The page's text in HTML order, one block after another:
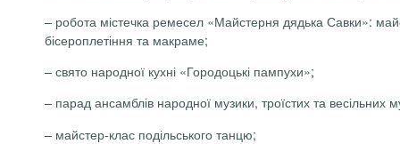
– робота містечка ремесел «Майстерня дядька Савки»:
бісероплетіння та макраме;
– свято народної кухні «Городоцькі пампухи»;
– парад ансамблів народної музики, троїстих та весільних
– майстер-клас подільського танцю;